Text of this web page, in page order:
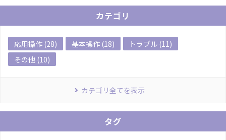
カテゴリ
応用操作 (28) 基本操作 (18)
トラブル (11)
その他 (10)
カテゴリ全てを表示
タグ